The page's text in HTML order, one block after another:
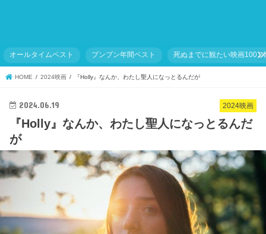
オールタイムベスト ブンブン年間ベスト 死ぬまでに観たい映画1001
HOME 2024映画 『Holly』なんか、わたし聖人になっとるんだが
2024映画
2024.06.19
『Holly』なんか、わたし聖人になっとるんだ
が